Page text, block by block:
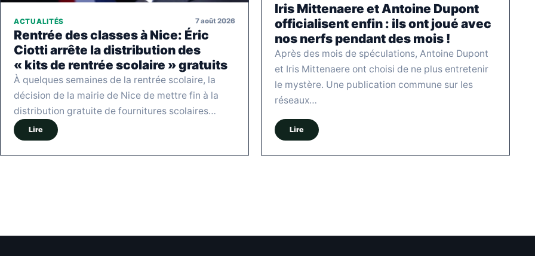
ACTUALITÉS 7 août 2026
Rentrée des classes à Nice: Éric
Ciotti arrête la distribution des
« kits de rentrée scolaire » gratuits
À quelques semaines de la rentrée scolaire, la
décision de la mairie de Nice de mettre fin à la
distribution gratuite de fournitures scolaires…
Lire
Iris Mittenaere et Antoine Dupont
officialisent enfin : ils ont joué avec
nos nerfs pendant des mois !
Après des mois de spéculations, Antoine Dupont
et Iris Mittenaere ont choisi de ne plus entretenir
le mystère. Une publication commune sur les
réseaux…
Lire